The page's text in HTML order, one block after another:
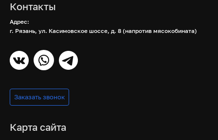
Контакты
Адрес:
г. Рязань, ул. Касимовское шоссе, д. 8 (напротив мясокобината)
Заказать звонок
Карта сайта